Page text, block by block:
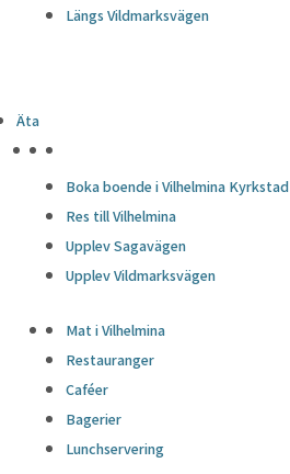
Längs Vildmarksvägen
Äta
Boka boende i Vilhelmina Kyrkstad
Res till Vilhelmina
Upplev Sagavägen
Upplev Vildmarksvägen
Mat i Vilhelmina
Restauranger
Caféer
Bagerier
Lunchservering